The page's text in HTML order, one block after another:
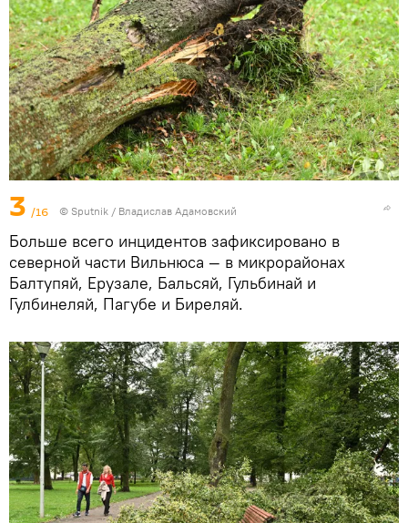
3 /16 © Sputnik / Владислав Адамовский
Больше всего инцидентов зафиксировано в
северной части Вильнюса — в микрорайонах
Балтупяй, Ерузале, Бальсяй, Гульбинай и
Гулбинеляй, Пагубе и Биреляй.